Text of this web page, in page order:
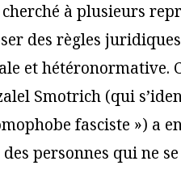
à plusieurs
des règles
et hétéronormative.
Smotrich (qui
fasciste ») a
personnes qui ne se